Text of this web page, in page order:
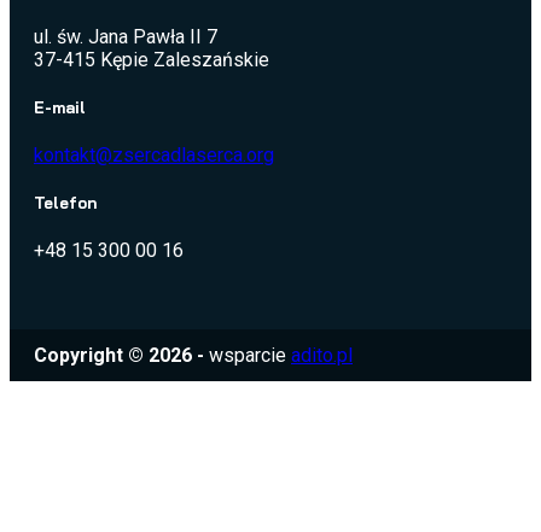
ul. św. Jana Pawła II 7
37-415 Kępie Zaleszańskie
E-mail
kontakt@zsercadlaserca.org
Telefon
+48 15 300 00 16
Copyright © 2026 - wsparcie adito.pl